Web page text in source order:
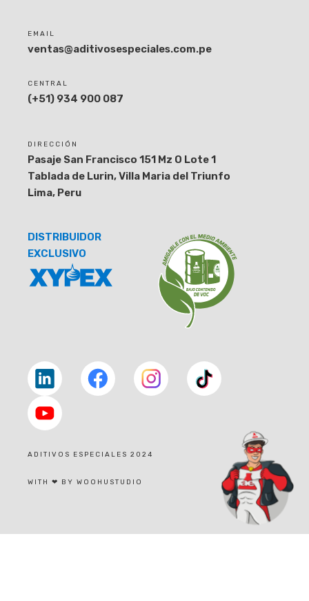
EMAIL
ventas@aditivosespeciales.com.pe
CENTRAL
(+51) 934 900 087
DIRECCIÓN
Pasaje San Francisco 151 Mz O Lote 1
Tablada de Lurin, Villa Maria del Triunfo
Lima, Peru
DISTRIBUIDOR
EXCLUSIVO
Linkedin facebook facebook tiktok
youtube
ADITIVOS ESPECIALES 2024
WITH ❤ BY WOOHUSTUDIO